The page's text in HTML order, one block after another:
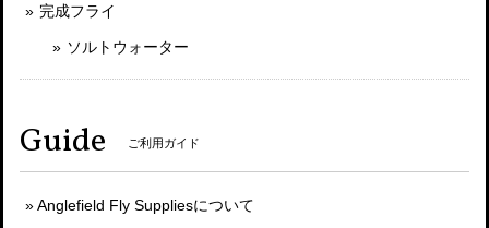
完成フライ
ソルトウォーター
Guide ご利用ガイド
Anglefield Fly Suppliesについて